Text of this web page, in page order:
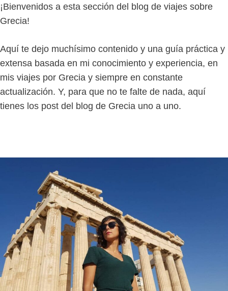
¡Bienvenidos a esta sección del blog de viajes sobre
Grecia!
Aquí te dejo muchísimo contenido y una guía práctica y
extensa basada en mi conocimiento y experiencia, en
mis viajes por Grecia y siempre en constante
actualización. Y, para que no te falte de nada, aquí
tienes los post del blog de Grecia uno a uno.